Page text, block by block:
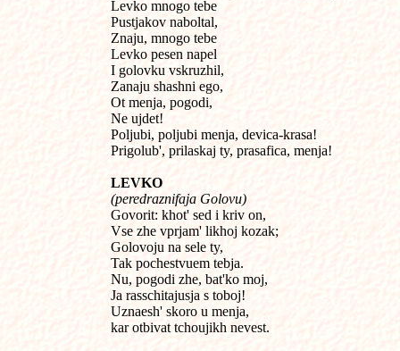
Levko mnogo tebe
Pustjakov naboltal,
Znaju, mnogo tebe
Levko pesen napel
I golovku vskruzhil,
Zanaju shashni ego,
Ot menja, pogodi,
Ne ujdet!
Poljubi, poljubi menja, devica-krasa!
Prigolub', prilaskaj ty, prasafica, menja!
LEVKO
(peredraznifaja Golovu)
Govorit: khot' sed i kriv on,
Vse zhe vprjam' likhoj kozak;
Golovoju na sele ty,
Tak pochestvuem tebja.
Nu, pogodi zhe, bat'ko moj,
Ja rasschitajusja s toboj!
Uznaesh' skoro u menja,
kar otbivat tchoujikh nevest.